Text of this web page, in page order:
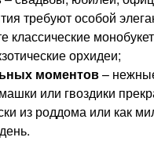
требуют особой
классические
орхидеи;
моментов–
или гвоздики
из роддома или как